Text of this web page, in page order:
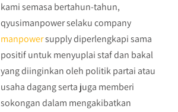
kami semasa bertahun-tahun,
qyusimanpower selaku company
manpowersupply diperlengkapi sama
positif untuk menyuplai staf dan bakal
yang diinginkan oleh politik partai atau
usaha dagang serta juga memberi
sokongan dalam mengakibatkan